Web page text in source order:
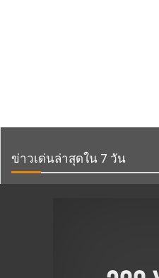
ข่าวเด่นล่าสุดใน 7 วัน